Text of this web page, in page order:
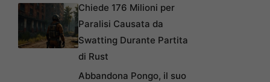
Chiede 176 Milioni per
Paralisi Causata da
Swatting Durante Partita
di Rust
Abbandona Pongo, il suo